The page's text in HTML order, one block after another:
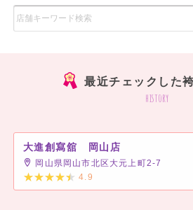
最近チェックした
history
大進創寫舘 岡山店
岡山県岡山市北区大元上町2-7
4.9